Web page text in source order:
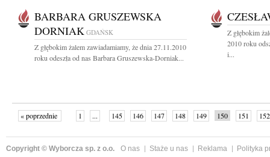
BARBARA GRUSZEWSKA
DORNIAK GDAŃSK
Z głębokim żalem zawiadamiamy, że dnia 27.11.2010
roku odeszła od nas Barbara Gruszewska-Dorniak...
Z głębokim
2010 roku
i...
« poprzednie 1 ... 145 146 147 148 149 150 151
152
Copyright © Wyborcza sp. z o.o. O nas Staże u nas Reklama
Polityka